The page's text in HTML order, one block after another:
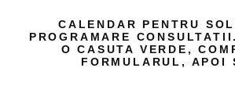
CALENDAR PENTRU
PROGRAMARE
O CASUTA VERDE,
FORMULARUL, APOI